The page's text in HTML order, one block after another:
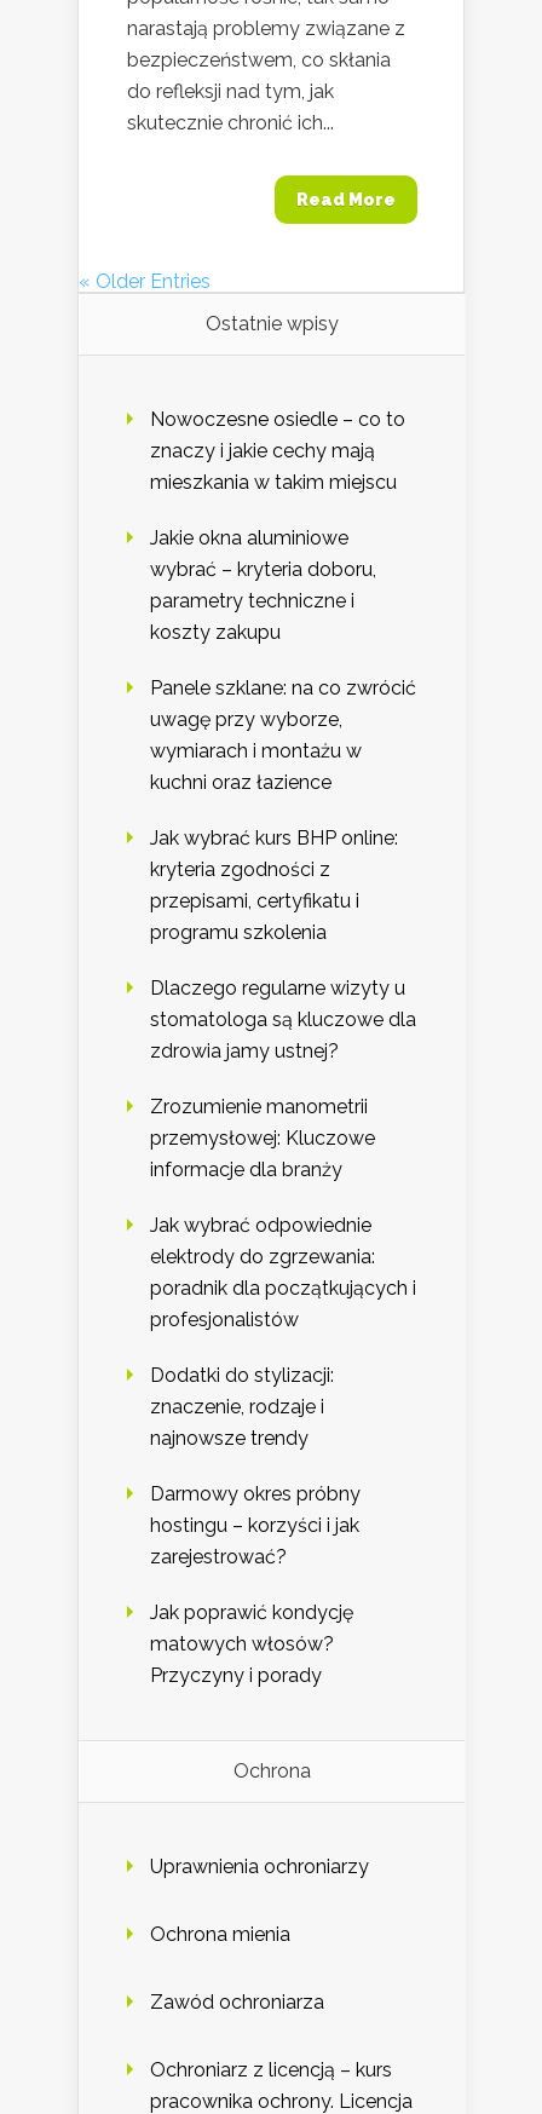
narastają problemy związane z
bezpieczeństwem, co skłania
do refleksji nad tym, jak
skutecznie chronić ich...
Read More
« Older Entries
Ostatnie wpisy
Nowoczesne osiedle – co to
znaczy i jakie cechy mają
mieszkania w takim miejscu
Jakie okna aluminiowe
wybrać – kryteria doboru,
parametry techniczne i
koszty zakupu
Panele szklane: na co zwrócić
uwagę przy wyborze,
wymiarach i montażu w
kuchni oraz łazience
Jak wybrać kurs BHP online:
kryteria zgodności z
przepisami, certyfikatu i
programu szkolenia
Dlaczego regularne wizyty u
stomatologa są kluczowe dla
zdrowia jamy ustnej?
Zrozumienie manometrii
przemysłowej: Kluczowe
informacje dla branży
Jak wybrać odpowiednie
elektrody do zgrzewania:
poradnik dla początkujących i
profesjonalistów
Dodatki do stylizacji:
znaczenie, rodzaje i
najnowsze trendy
Darmowy okres próbny
hostingu – korzyści i jak
zarejestrować?
Jak poprawić kondycję
matowych włosów?
Przyczyny i porady
Ochrona
Uprawnienia ochroniarzy
Ochrona mienia
Zawód ochroniarza
Ochroniarz z licencją – kurs
pracownika ochrony. Licencja